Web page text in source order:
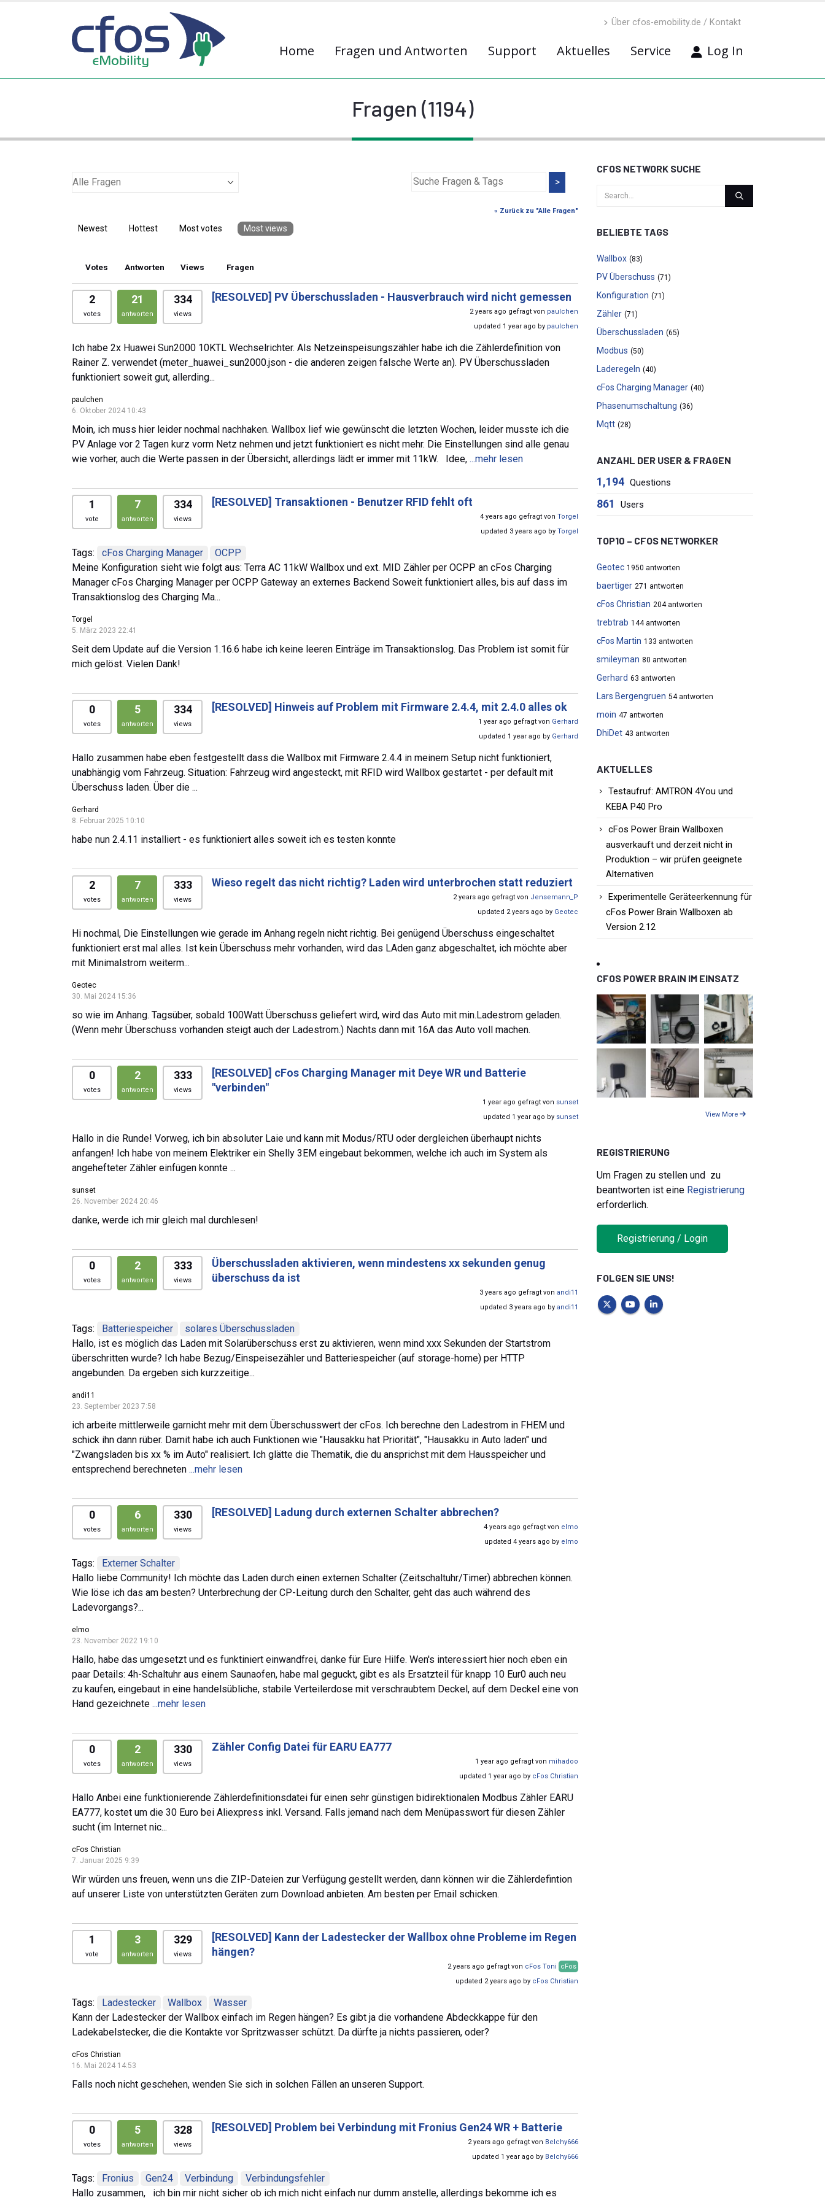
Über cfos-emobility.de / Kontakt
Home Fragen und Antworten Support Aktuelles Service Log In
Fragen (1194)
>
« Zurück zu "Alle Fragen"
Newest Hottest Most votes Most views
Votes Antworten Views Fragen
2
votes
21
antworten
334
views
[RESOLVED] PV Überschussladen - Hausverbrauch wird nicht gemessen
2 years ago gefragt von paulchen
updated 1 year ago by paulchen
Ich habe 2x Huawei Sun2000 10KTL Wechselrichter. Als Netzeinspeisungszähler habe ich die Zählerdefinition von
Rainer Z. verwendet (meter_huawei_sun2000.json - die anderen zeigen falsche Werte an). PV Überschussladen
funktioniert soweit gut, allerding...
paulchen
6. Oktober 2024 10:43
Moin, ich muss hier leider nochmal nachhaken. Wallbox lief wie gewünscht die letzten Wochen, leider musste ich die
PV Anlage vor 2 Tagen kurz vorm Netz nehmen und jetzt funktioniert es nicht mehr. Die Einstellungen sind alle genau
wie vorher, auch die Werte passen in der Übersicht, allerdings lädt er immer mit 11kW. Idee, ...mehr lesen
1
vote
7
antworten
334
views
[RESOLVED] Transaktionen - Benutzer RFID fehlt oft
4 years ago gefragt von Torgel
updated 3 years ago by Torgel
Tags: cFos Charging Manager
OCPP
Meine Konfiguration sieht wie folgt aus: Terra AC 11kW Wallbox und ext. MID Zähler per OCPP an cFos Charging
Manager cFos Charging Manager per OCPP Gateway an externes Backend Soweit funktioniert alles, bis auf dass im
Transaktionslog des Charging Ma...
Torgel
5. März 2023 22:41
Seit dem Update auf die Version 1.16.6 habe ich keine leeren Einträge im Transaktionslog. Das Problem ist somit für
mich gelöst. Vielen Dank!
0
votes
5
antworten
334
views
[RESOLVED] Hinweis auf Problem mit Firmware 2.4.4, mit 2.4.0 alles ok
1 year ago gefragt von Gerhard
updated 1 year ago by Gerhard
Hallo zusammen habe eben festgestellt dass die Wallbox mit Firmware 2.4.4 in meinem Setup nicht funktioniert,
unabhängig vom Fahrzeug. Situation: Fahrzeug wird angesteckt, mit RFID wird Wallbox gestartet - per default mit
Überschuss laden. Über die ...
Gerhard
8. Februar 2025 10:10
habe nun 2.4.11 installiert - es funktioniert alles soweit ich es testen konnte
2
votes
7
antworten
333
views
Wieso regelt das nicht richtig? Laden wird unterbrochen statt reduziert
2 years ago gefragt von Jensemann_P
updated 2 years ago by Geotec
Hi nochmal, Die Einstellungen wie gerade im Anhang regeln nicht richtig. Bei genügend Überschuss eingeschaltet
funktioniert erst mal alles. Ist kein Überschuss mehr vorhanden, wird das LAden ganz abgeschaltet, ich möchte aber
mit Minimalstrom weiterm...
Geotec
30. Mai 2024 15:36
so wie im Anhang. Tagsüber, sobald 100Watt Überschuss geliefert wird, wird das Auto mit min.Ladestrom geladen.
(Wenn mehr Überschuss vorhanden steigt auch der Ladestrom.) Nachts dann mit 16A das Auto voll machen.
0
votes
2
antworten
333
views
[RESOLVED] cFos Charging Manager mit Deye WR und Batterie
"verbinden"
1 year ago gefragt von sunset
updated 1 year ago by sunset
Hallo in die Runde! Vorweg, ich bin absoluter Laie und kann mit Modus/RTU oder dergleichen überhaupt nichts
anfangen! Ich habe von meinem Elektriker ein Shelly 3EM eingebaut bekommen, welche ich auch im System als
angehefteter Zähler einfügen konnte ...
sunset
26. November 2024 20:46
danke, werde ich mir gleich mal durchlesen!
0
votes
2
antworten
333
views
Überschussladen aktivieren, wenn mindestens xx sekunden genug
überschuss da ist
3 years ago gefragt von andi11
updated 3 years ago by andi11
Tags: Batteriespeicher
solares Überschussladen
Hallo, ist es möglich das Laden mit Solarüberschuss erst zu aktivieren, wenn mind xxx Sekunden der Startstrom
überschritten wurde? Ich habe Bezug/Einspeisezähler und Batteriespeicher (auf storage-home) per HTTP
angebunden. Da ergeben sich kurzzeitige...
andi11
23. September 2023 7:58
ich arbeite mittlerweile garnicht mehr mit dem Überschusswert der cFos. Ich berechne den Ladestrom in FHEM und
schick ihn dann rüber. Damit habe ich auch Funktionen wie "Hausakku hat Priorität", "Hausakku in Auto laden" und
"Zwangsladen bis xx % im Auto" realisiert. Ich glätte die Thematik, die du ansprichst mit dem Hausspeicher und
entsprechend berechneten ...mehr lesen
0
votes
6
antworten
330
views
[RESOLVED] Ladung durch externen Schalter abbrechen?
4 years ago gefragt von elmo
updated 4 years ago by elmo
Tags:
Externer Schalter
Hallo liebe Community! Ich möchte das Laden durch einen externen Schalter (Zeitschaltuhr/Timer) abbrechen können.
Wie löse ich das am besten? Unterbrechung der CP-Leitung durch den Schalter, geht das auch während des
Ladevorgangs?...
elmo
23. November 2022 19:10
Hallo, habe das umgesetzt und es funktiniert einwandfrei, danke für Eure Hilfe. Wen's interessiert hier noch eben ein
paar Details: 4h-Schaltuhr aus einem Saunaofen, habe mal geguckt, gibt es als Ersatzteil für knapp 10 Eur0 auch neu
zu kaufen, eingebaut in eine handelsübliche, stabile Verteilerdose mit verschraubtem Deckel, auf dem Deckel eine von
Hand gezeichnete ...mehr lesen
0
votes
2
antworten
330
views
Zähler Config Datei für EARU EA777
1 year ago gefragt von mihadoo
updated 1 year ago by cFos Christian
Hallo Anbei eine funktionierende Zählerdefinitionsdatei für einen sehr günstigen bidirektionalen Modbus Zähler EARU
EA777, kostet um die 30 Euro bei Aliexpress inkl. Versand. Falls jemand nach dem Menüpasswort für diesen Zähler
sucht (im Internet nic...
cFos Christian
7. Januar 2025 9:39
Wir würden uns freuen, wenn uns die ZIP-Dateien zur Verfügung gestellt werden, dann können wir die Zählerdefintion
auf unserer Liste von unterstützten Geräten zum Download anbieten. Am besten per Email schicken.
1
vote
3
antworten
329
views
[RESOLVED] Kann der Ladestecker der Wallbox ohne Probleme im Regen
hängen?
2 years ago gefragt von cFos Toni
cFos
updated 2 years ago by cFos Christian
Tags: Ladestecker Wallbox
Wasser
Kann der Ladestecker der Wallbox einfach im Regen hängen? Es gibt ja die vorhandene Abdeckkappe für den
Ladekabelstecker, die die Kontakte vor Spritzwasser schützt. Da dürfte ja nichts passieren, oder?
cFos Christian
16. Mai 2024 14:53
Falls noch nicht geschehen, wenden Sie sich in solchen Fällen an unseren Support.
0
votes
5
antworten
328
views
[RESOLVED] Problem bei Verbindung mit Fronius Gen24 WR + Batterie
2 years ago gefragt von Belchy666
updated 1 year ago by Belchy666
Tags: Fronius Gen24 Verbindung
Verbindungsfehler
Hallo zusammen, ich bin mir nicht sicher ob ich mich nicht einfach nur dumm anstelle, allerdings bekomme ich es
CFOS NETWORK SUCHE
BELIEBTE TAGS
Wallbox (83)
PV Überschuss (71)
Konfiguration (71)
Zähler (71)
Überschussladen (65)
Modbus (50)
Laderegeln (40)
cFos Charging Manager (40)
Phasenumschaltung (36)
Mqtt (28)
ANZAHL DER USER & FRAGEN
1,194 Questions
861 Users
TOP10 – CFOS NETWORKER
Geotec 1950 antworten
baertiger 271 antworten
cFos Christian 204 antworten
trebtrab 144 antworten
cFos Martin 133 antworten
smileyman 80 antworten
Gerhard 63 antworten
Lars Bergengruen 54 antworten
moin 47 antworten
DhiDet 43 antworten
AKTUELLES
Testaufruf: AMTRON 4You und
KEBA P40 Pro
cFos Power Brain Wallboxen
ausverkauft und derzeit nicht in
Produktion – wir prüfen geeignete
Alternativen
Experimentelle Geräteerkennung für
cFos Power Brain Wallboxen ab
Version 2.12
CFOS POWER BRAIN IM EINSATZ
View More
REGISTRIERUNG
Um Fragen zu stellen und zu
beantworten ist eine Registrierung
erforderlich.
Registrierung / Login
FOLGEN SIE UNS!